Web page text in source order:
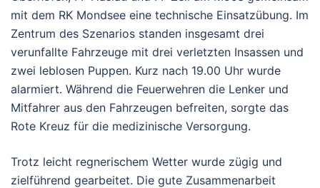
Fotonachweis: Matthias Winkler (RK Mondsee), Schindlauer
Johannes, Feldbacher Bernhard (FF Oberhofen).
Oberhofen, FF Haslau und FF Zell am Moos gemeinsam